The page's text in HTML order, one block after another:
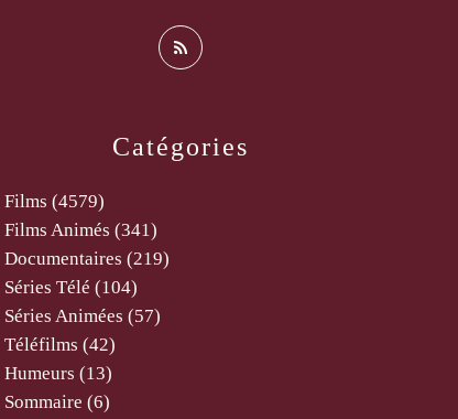
Catégories
Films (4579)
Films Animés (341)
Documentaires (219)
Séries Télé (104)
Séries Animées (57)
Téléfilms (42)
Humeurs (13)
Sommaire (6)